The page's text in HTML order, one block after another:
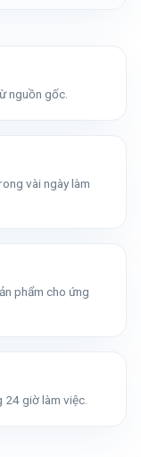
nguồn gốc.
vài ngày làm
phẩm cho ứng
24 giờ làm việc.